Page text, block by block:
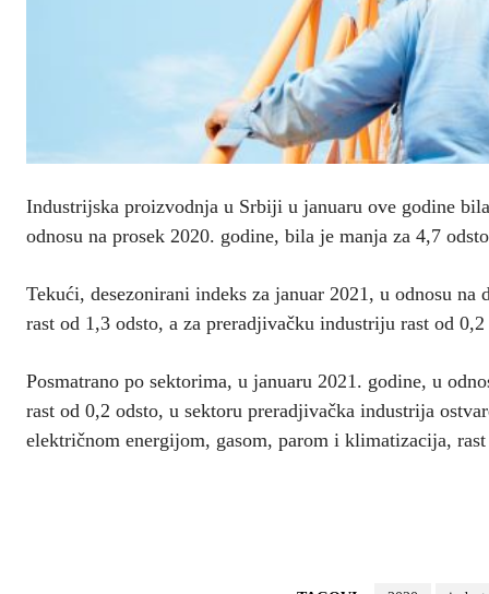
Industrijska proizvodnja u Srbiji u januaru ove godine
odnosu na prosek 2020. godine, bila je manja za 4,7
Tekući, desezonirani indeks za januar 2021, u odnosu
rast od 1,3 odsto, a za preradjivačku industriju rast od
Posmatrano po sektorima, u januaru 2021. godine, u
rast od 0,2 odsto, u sektoru preradjivačka industrija
električnom energijom, gasom, parom i klimatizacija, rast